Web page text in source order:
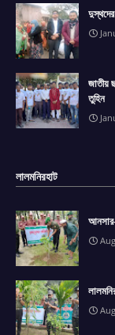
জাতীয়
তুহিন
লালমনিরহাট